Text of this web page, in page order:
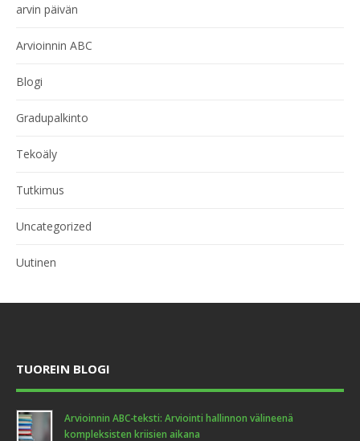
arvin päivän
Arvioinnin ABC
Blogi
Gradupalkinto
Tekoäly
Tutkimus
Uncategorized
Uutinen
TUOREIN BLOGI
Arvioinnin ABC-teksti: Arviointi hallinnon välineenä
kompleksisten kriisien aikana